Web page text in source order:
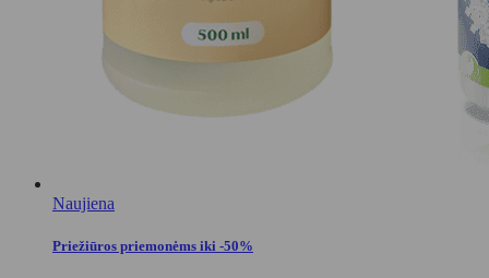
Naujiena
Priežiūros priemonėms iki -50%